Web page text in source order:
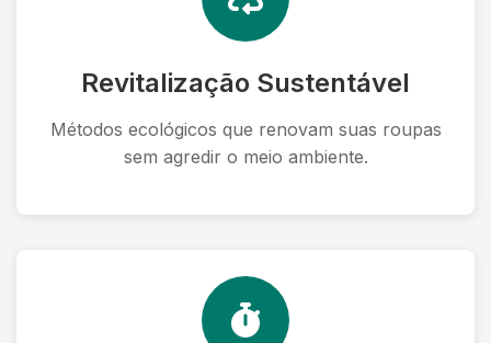
Revitalização Sustentável
Métodos ecológicos que renovam suas roupas
sem agredir o meio ambiente.